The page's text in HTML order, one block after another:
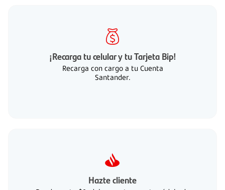
¡Recarga tu celular y tu Tarjeta Bip!
Recarga con cargo a tu Cuenta
Santander.
Hazte cliente